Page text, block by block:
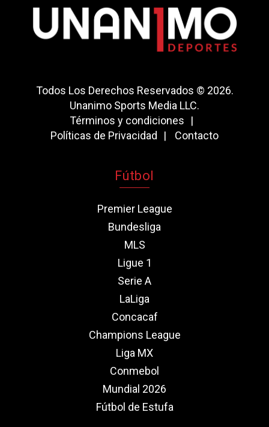
Todos Los Derechos Reservados © 2026.
Unanimo Sports Media LLC.
Términos y condiciones
Políticas de Privacidad
Contacto
Fútbol
Premier League
Bundesliga
MLS
Ligue 1
Serie A
LaLiga
Concacaf
Champions League
Liga MX
Conmebol
Mundial 2026
Fútbol de Estufa